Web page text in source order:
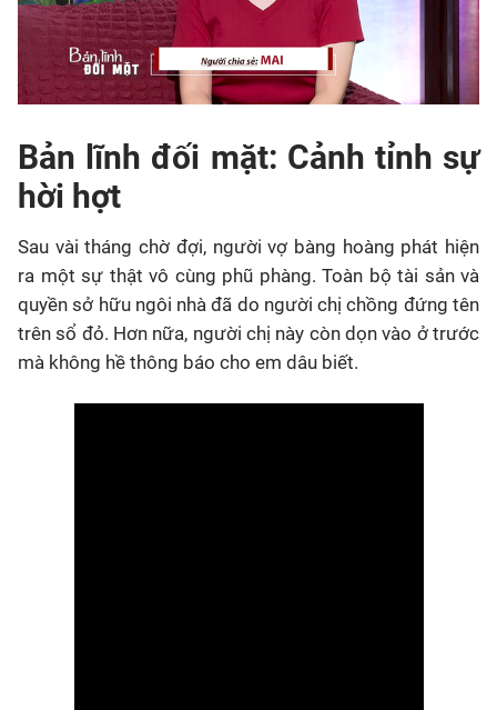
Bản lĩnh đối mặt: Cảnh tỉnh sự
hời hợt
Sau vài tháng chờ đợi, người vợ bàng hoàng phát hiện
ra một sự thật vô cùng phũ phàng. Toàn bộ tài sản và
quyền sở hữu ngôi nhà đã do người chị chồng đứng tên
trên sổ đỏ. Hơn nữa, người chị này còn dọn vào ở trước
mà không hề thông báo cho em dâu biết.